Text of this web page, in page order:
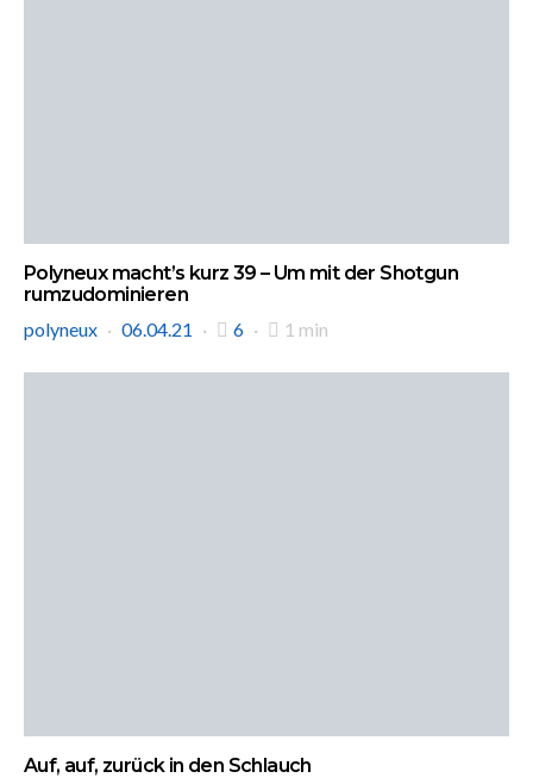
Polyneux macht’s kurz 39 – Um mit der Shotgun
rumzudominieren
polyneux
06.04.21 6 1 min
Auf, auf, zurück in den Schlauch